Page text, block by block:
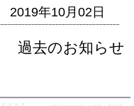
2019年10月02日
過去のお知らせ